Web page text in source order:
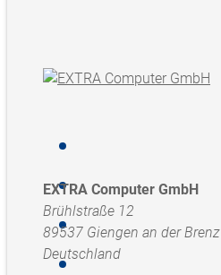
EXTRA Computer GmbH
Brühlstraße 12
89537 Giengen an der Brenz
Deutschland